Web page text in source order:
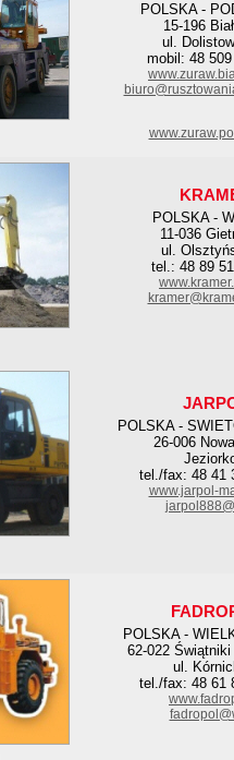
POLSKA -
15-196
ul.
mobil: 48
POLSKA -
11-036
ul.
tel.: 48 89
POLSKA -
26-006
tel./fax: 48 41
www.jarpol-
POLSKA -
62-022
ul.
tel./fax: 48 61